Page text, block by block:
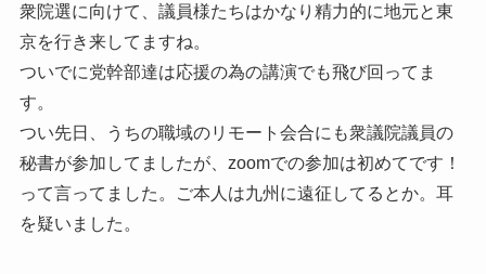
衆院選に向けて、議員様たちはかなり精力的に地元と東
京を行き来してますね。
ついでに党幹部達は応援の為の講演でも飛び回ってま
す。
つい先日、うちの職域のリモート会合にも衆議院議員の
秘書が参加してましたが、zoomでの参加は初めてです！
って言ってました。ご本人は九州に遠征してるとか。耳
を疑いました。